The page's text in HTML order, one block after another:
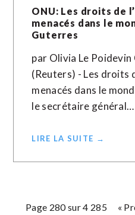
ONU: Les droits de
menacés dans le
Guterres
par Olivia Le
(Reuters) - Les droits
menacés dans le
le secrétaire général…
LIRE LA SUITE →
Page 280 sur 4 285 «